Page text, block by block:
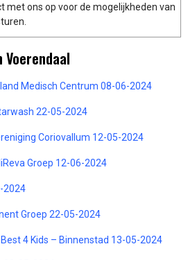
met ons op voor de mogelijkheden van
Medisch Centrum 08-06-2024
22-05-2024
Coriovallum 12-05-2024
Groep 12-06-2024
2024
Groep 22-05-2024
4 Kids – Binnenstad 13-05-2024